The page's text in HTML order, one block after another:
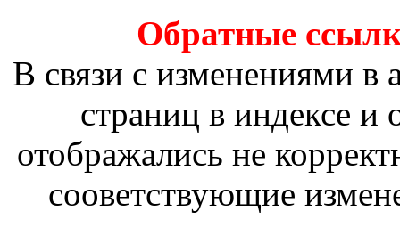
Обратные
В связи с изменениями в
страниц в индексе
отображались не
сооветствующие